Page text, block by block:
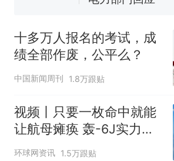
试前13名均遭淘
已叫停招聘，成
核查
热
十多万人报
全部作废，公平
十多万人报名的考试，成
绩全部作废，公平么？
中国新闻周刊 1.8万跟贴
视频丨只要一枚命中就能
让航母瘫痪 轰-6J实力有
多强？
环球网资讯 1.5万跟贴